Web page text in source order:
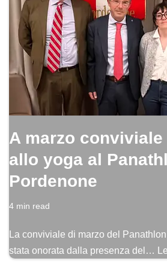
A marzo
allo yoga al
Pordenone
4 min read
La conviviale di marzo del
stata onorata dalla presenza del…